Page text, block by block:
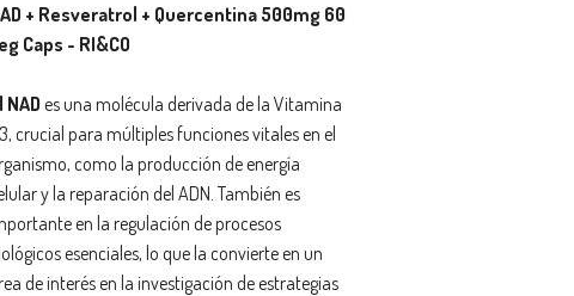
+ Resveratrol + Quercentina 500mg 60
Caps - RI&CO
NADes una molécula derivada de la Vitamina
crucial para múltiples funciones vitales en el
como la producción de energía
y la reparación del ADN. También es
en la regulación de procesos
esenciales, lo que la convierte en un
de interés en la investigación de estrategias